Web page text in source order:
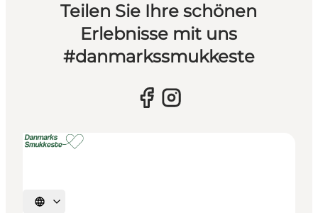
Teilen Sie Ihre schönen
Erlebnisse mit uns
#danmarkssmukkeste
Sprache auswählen